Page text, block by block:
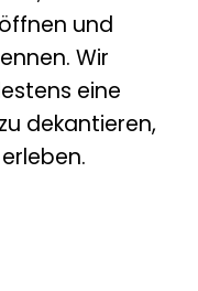
und
Wir
eine
dekantieren,